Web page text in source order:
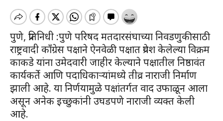
पुणे, प्रतिनिधी :पुणे परिषद मतदारसंघाच्या निवडणुकीसाठी
राष्ट्रवादी काँग्रेस पक्षाने ऐनवेळी पक्षात प्रवेश केलेल्या विक्रम
काकडे यांना उमेदवारी जाहीर केल्याने पक्षातील निष्ठावंत
कार्यकर्ते आणि पदाधिकाऱ्यांमध्ये तीव्र नाराजी निर्माण
झाली आहे. या निर्णयामुळे पक्षांतर्गत वाद उफाळून आला
असून अनेक इच्छुकांनी उघडपणे नाराजी व्यक्त केली
आहे.